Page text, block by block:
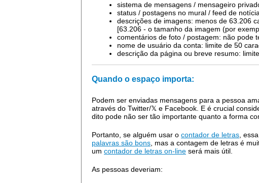
sistema de mensagens / mensageiro
status / postagens no mural / feed de
descrições de imagens: menos de 63.206
[63.206 - o tamanho da imagem (por
comentários de foto / postagem: não pode
nome de usuário da conta: limite de 50
descrição da página ou breve resumo:
Quando o espaço importa:
Podem ser enviadas mensagens para a pessoa
através do Twitter/𝕏 e Facebook. E é crucial
dito pode não ser tão importante quanto a forma
Portanto, se alguém usar o contador de letras ,
palavras são bons , mas a contagem de letras é
um contador de letras on-line será mais útil.
As pessoas deveriam: